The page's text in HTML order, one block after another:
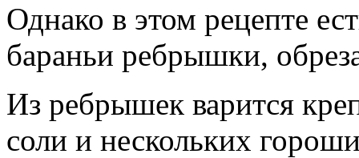
Однако в этом рецепте
бараньи ребрышки,
Из ребрышек варится
соли и нескольких